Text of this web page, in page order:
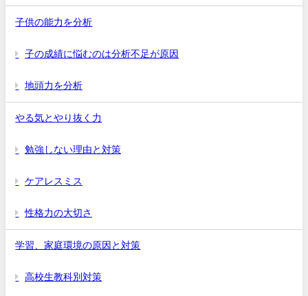
子供の能力を分析
子の成績に悩むのは分析不足が原因
地頭力を分析
やる気とやり抜く力
勉強しない理由と対策
ケアレスミス
性格力の大切さ
学習、家庭環境の原因と対策
高校生教科別対策